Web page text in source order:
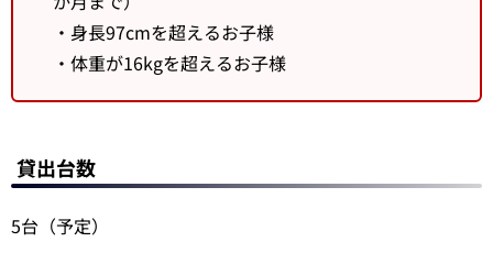
・身長97cmを超えるお子様
・体重が16kgを超えるお子様
貸出台数
5台（予定）